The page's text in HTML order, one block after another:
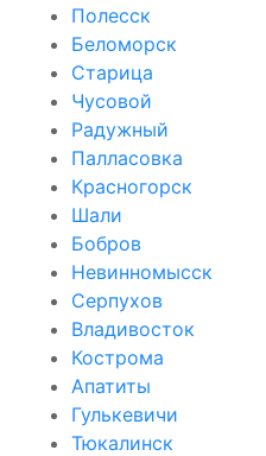
Полесск
Беломорск
Старица
Чусовой
Радужный
Палласовка
Красногорск
Шали
Бобров
Невинномысск
Серпухов
Владивосток
Кострома
Апатиты
Гулькевичи
Тюкалинск